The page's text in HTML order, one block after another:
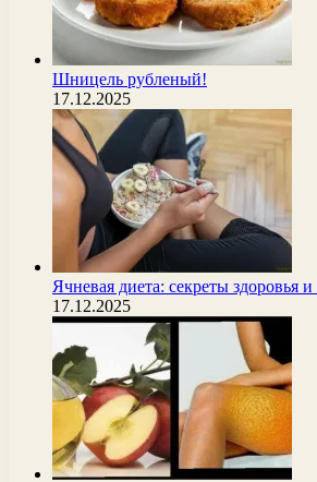
Шницель рубленый!
17.12.2025
Ячневая диета: секреты здоровья
17.12.2025